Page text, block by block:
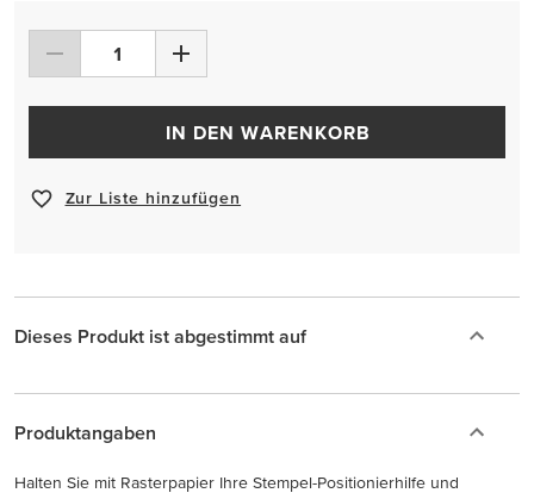
IN DEN WARENKORB
Zur Liste hinzufügen
Dieses Produkt ist abgestimmt auf
Produktangaben
Halten Sie mit Rasterpapier Ihre Stempel-Positionierhilfe und